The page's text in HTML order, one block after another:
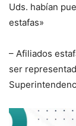
Uds. habían
estafas»
– Afiliados
ser